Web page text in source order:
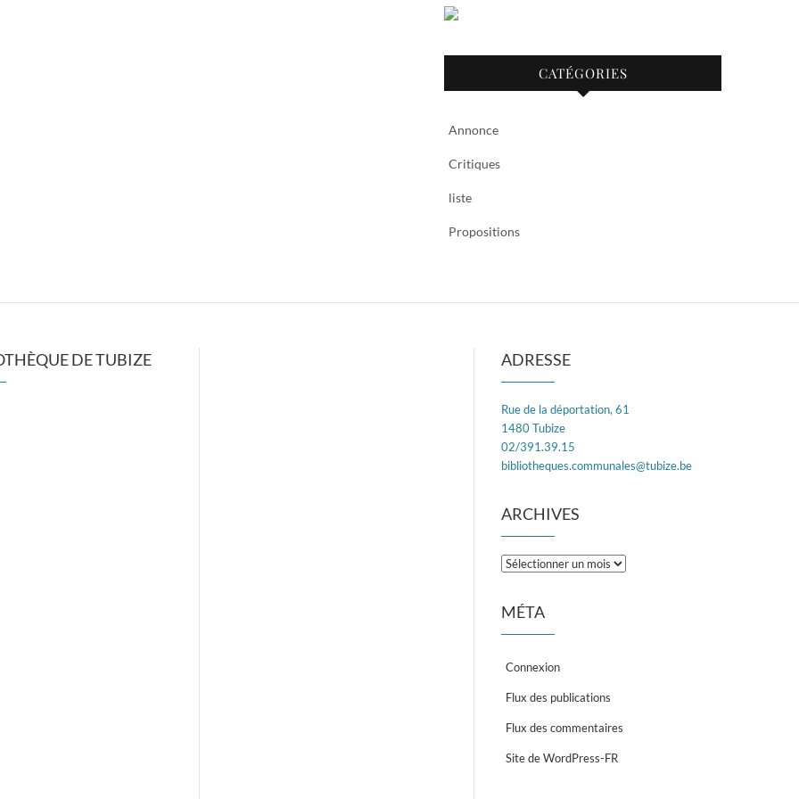
CATÉGORIES
Annonce
Critiques
liste
Propositions
DE TUBIZE ADRESSE
Rue de la déportation, 61
1480 Tubize
02/391.39.15
bibliotheques.communales@tubize.be
ARCHIVES
Archives
MÉTA
Connexion
Flux des publications
Flux des commentaires
Site de WordPress-FR